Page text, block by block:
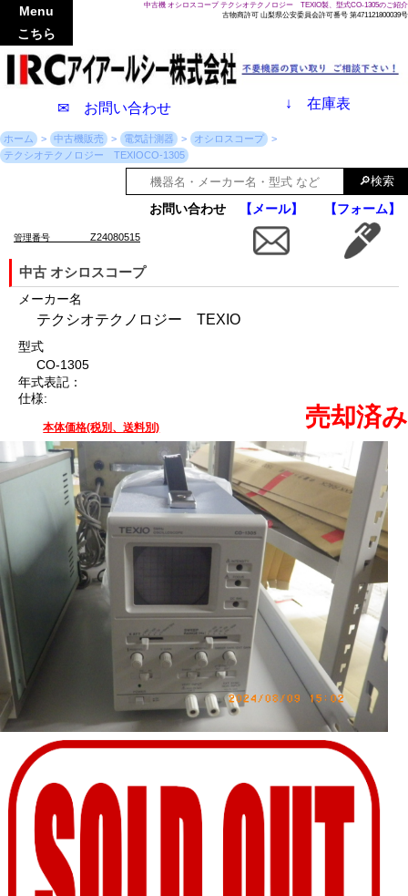
中古機 オシロスコープ テクシオテクノロジー TEXIO製、型式CO-1305のご紹介
古物商許可 山梨県公安委員会許可番号 第471121800039号
✉ お問い合わせ ↓ 在庫表
Menu
こちら
ホーム 中古機販売 電気計測器
オシロスコープ
テクシオテクノロジー TEXIOCO-1305
お問い合わせ 【メール】 【フォーム】
管理番号 Z24080515
中古 オシロスコープ
メーカー名
テクシオテクノロジー TEXIO
型式
CO-1305
年式表記：
仕様:
本体価格(税別、送料別) 売却済み